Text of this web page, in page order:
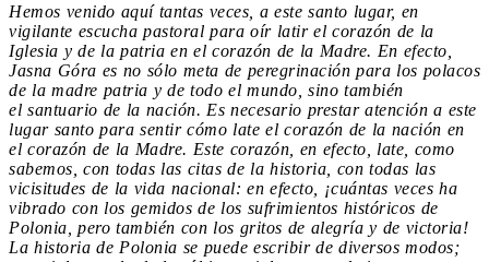
Hemos venido aquí tantas veces, a este santo lugar, en
vigilante escucha pastoral para oír latir el corazón de la
Iglesia y de la patria en el corazón de la Madre. En efecto,
Jasna Góra es no sólo meta de peregrinación para los polacos
de la madre patria y de todo el mundo, sino también
el santuario de la nación. Es necesario prestar atención a este
lugar santo para sentir cómo late el corazón de la nación en
el corazón de la Madre. Este corazón, en efecto, late, como
sabemos, con todas las citas de la historia, con todas las
vicisitudes de la vida nacional: en efecto, ¡cuántas veces ha
vibrado con los gemidos de los sufrimientos históricos de
Polonia, pero también con los gritos de alegría y de victoria!
La historia de Polonia se puede escribir de diversos modos;